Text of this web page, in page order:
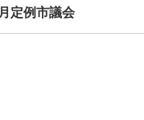
定例市議会